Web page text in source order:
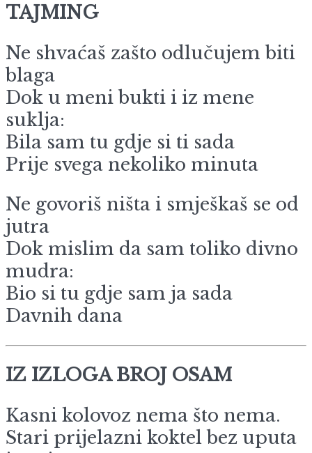
TAJMING
Ne shvaćaš zašto odlučujem biti
blaga
Dok u meni bukti i iz mene
suklja:
Bila sam tu gdje si ti sada
Prije svega nekoliko minuta
Ne govoriš ništa i smješkaš se od
jutra
Dok mislim da sam toliko divno
mudra:
Bio si tu gdje sam ja sada
Davnih dana
IZ IZLOGA BROJ OSAM
Kasni kolovoz nema što nema.
Stari prijelazni koktel bez uputa